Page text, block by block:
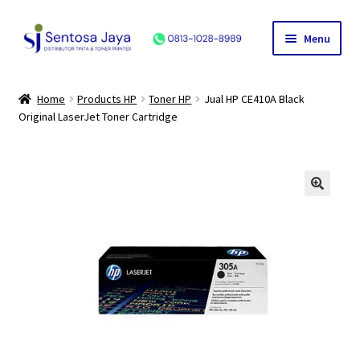
Skip
to
Skip
to
Menu
Produk
Home Products HP Toner HP
Jual HP CE410A Black
Original LaserJet Toner Cartridge